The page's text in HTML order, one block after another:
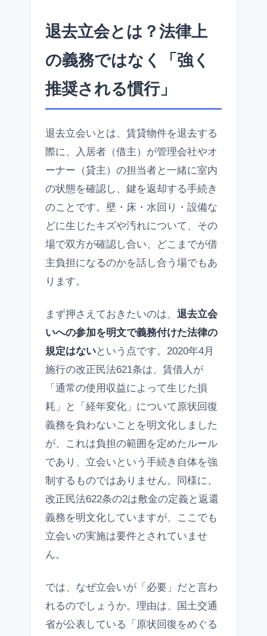
退去立会とは？法律上
の義務ではなく「強く
推奨される慣行」
退去立会いとは、賃貸物件を退去する
際に、入居者（借主）が管理会社やオ
ーナー（貸主）の担当者と一緒に室内
の状態を確認し、鍵を返却する手続き
のことです。壁・床・水回り・設備な
どに生じたキズや汚れについて、その
場で双方が確認し合い、どこまでが借
主負担になるのかを話し合う場でもあ
ります。
まず押さえておきたいのは、 退去立会
いへの参加を明文で義務付けた法律の
規定はないという点です。2020年4月
施行の改正民法621条は、賃借人が
「通常の使用収益によって生じた損
耗」と「経年変化」について原状回復
義務を負わないことを明文化しました
が、これは負担の範囲を定めたルール
であり、立会いという手続き自体を強
制するものではありません。同様に、
改正民法622条の2は敷金の定義と返還
義務を明文化していますが、ここでも
立会いの実施は要件とされていませ
ん。
では、なぜ立会いが「必要」だと言わ
れるのでしょうか。理由は、国土交通
省が公表している「原状回復をめぐる